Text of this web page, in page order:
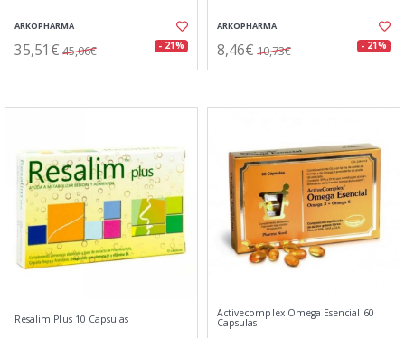
ARKOPHARMA
35,51€ 45,06€ - 21%
ARKOPHARMA
8,46€ 10,73€ - 21%
Resalim Plus 10 Capsulas Activecomplex Omega Esencial 60
Capsulas